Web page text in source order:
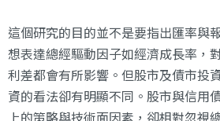
這個研究的目的並不是要指出匯率與
想表達總經驅動因子如經濟成長率，
利差都會有所影響。但股市及債市投
資的看法卻有明顯不同。股市與信用